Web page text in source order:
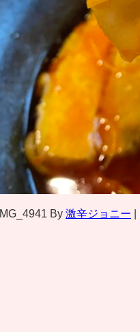
IMG_4941 By 激辛ジョニー